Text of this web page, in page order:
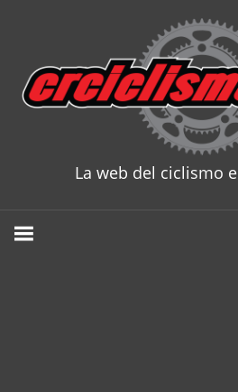
content
La web del ciclismo